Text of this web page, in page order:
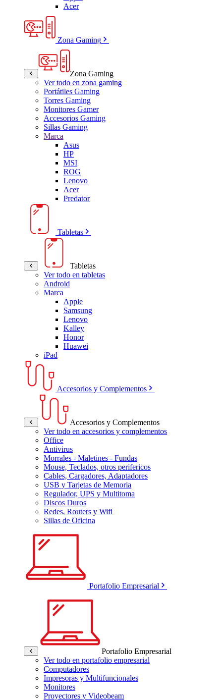
Acer
Zona Gaming
Zona Gaming
Ver todo en zona gaming
Portátiles Gaming
Torres Gaming
Monitores Gamer
Accesorios Gaming
Sillas Gaming
Marca
Asus
HP
MSI
ROG
Lenovo
Acer
Predator
Tabletas
Tabletas
Ver todo en tabletas
Android
Marca
Apple
Samsung
Lenovo
Kalley
Honor
Huawei
iPad
Accesorios y Complementos
Accesorios y Complementos
Ver todo en accesorios y complementos
Office
Antivirus
Morrales - Maletines - Fundas
Mouse, Teclados, otros perifericos
Cables, Cargadores, Adaptadores
USB y Tarjetas de Memoria
Regulador, UPS y Multitoma
Discos Duros
Redes, Routers y Wifi
Sillas de Oficina
Portafolio Empresarial
Portafolio Empresarial
Ver todo en portafolio empresarial
Computadores
Impresoras y Multifuncionales
Monitores
Proyectores y Videobeam